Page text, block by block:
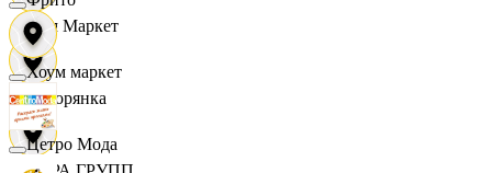
Хом Маркет
Хуторянка
Хоум маркет
Цетро Мода